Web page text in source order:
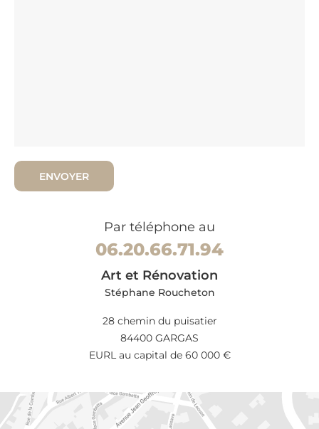
Par téléphone au
06.20.66.71.94
Art et Rénovation
Stéphane Roucheton
28 chemin du puisatier
84400 GARGAS
EURL au capital de 60 000 €